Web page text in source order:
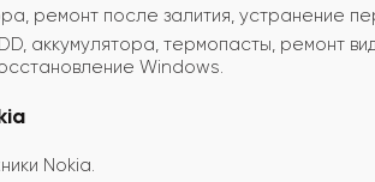
ремонт после залития, устранение
аккумулятора, термопасты, ремонт
Windows.
Nokia.